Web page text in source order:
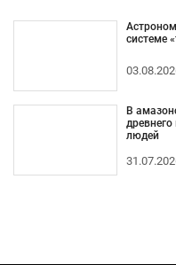
системе
В
людей